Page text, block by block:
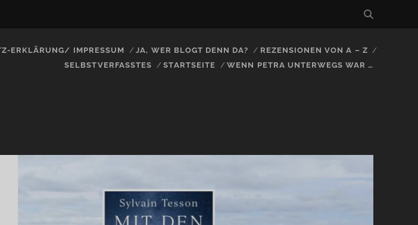
ERKLÄRUNG/ IMPRESSUM JA, WER BLOGT DENN DA?
REZENSIONEN VON A – Z
SELBSTVERFASSTES
STARTSEITE WENN PETRA UNTERWEGS WAR …